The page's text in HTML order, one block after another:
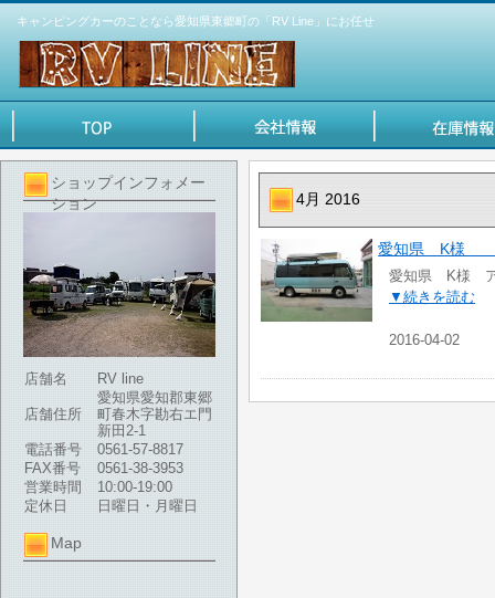
キャンピングカーのことなら愛知県東郷町の「RV Line」にお任せ
ショップインフォメー
ション
店舗名 RV line
店舗住所
愛知県愛知郡東郷
町春木字勘右エ門
新田2-1
電話番号
0561-57-8817
FAX番号
0561-38-3953
営業時間
10:00-19:00
定休日
日曜日・月曜日
Map
4月 2016
愛知県 K様
愛知県 K様 ア
▼続きを読む
2016-04-02